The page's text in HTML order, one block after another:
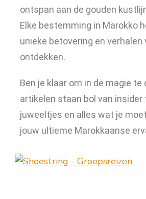
ontspan aan de gouden
Elke bestemming in Marokko
unieke betovering en verhalen
ontdekken.
Ben je klaar om in de magie te
artikelen staan bol van insider
juweeltjes en alles wat je
jouw ultieme Marokkaanse